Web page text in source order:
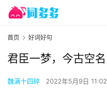
首页 好词好句
君臣一梦，今古空名
魏满十四碎 2022年5月9日 11:02